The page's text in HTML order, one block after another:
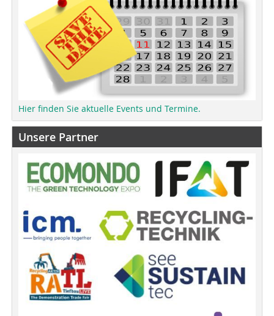
Hier finden Sie aktuelle Events und Termine.
Unsere Partner